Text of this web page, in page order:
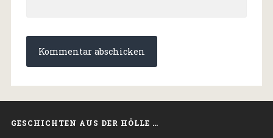
GESCHICHTEN AUS DER HÖLLE …